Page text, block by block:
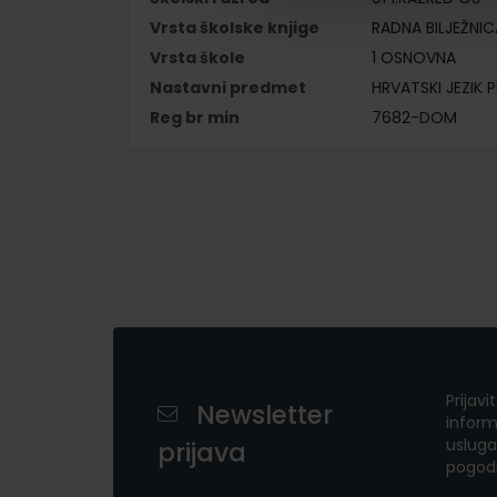
Vrsta školske knjige
RADNA
Vrsta škole
1 OSNOVNA
Nastavni predmet
HRVATSKI JEZIK
Reg br min
7682-DOM
Newsletter
prijava